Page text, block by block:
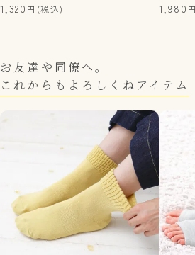
1,320 (税込) 1,980
お友達や同僚へ。
これからもよろしくねアイテム